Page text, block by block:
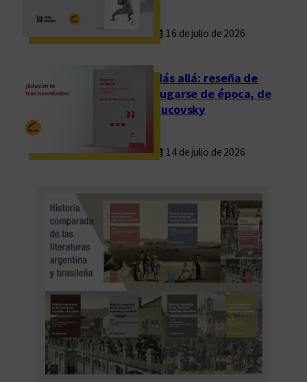
b
16 de julio de 2026
Más allá: reseña de
Fugarse de época, de
Rucovsky
14 de julio de 2026